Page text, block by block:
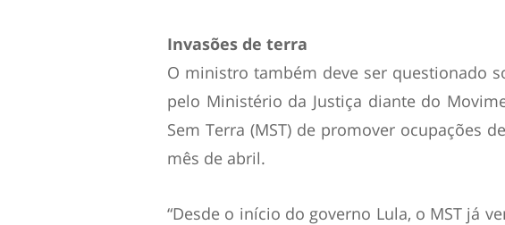
Invasões de terra
O ministro também deve ser questionado
pelo Ministério da Justiça diante do
Sem Terra (MST) de promover ocupações
mês de abril.
“Desde o início do governo Lula, o MST já